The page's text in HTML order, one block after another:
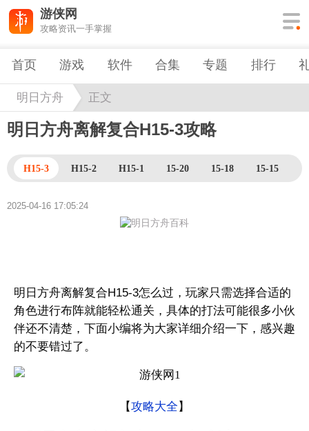
游侠网
攻略资讯一手掌握
首页 游戏 软件 合集 专题 排行
明日方舟 正文
明日方舟离解复合H15-3攻略
H15-3 H15-2 H15-1 15-20 15-18 15-15
2025-04-16 17:05:24
明日方舟离解复合H15-3怎么过，玩家只需选择合适的
角色进行布阵就能轻松通关，具体的打法可能很多小伙
伴还不清楚，下面小编将为大家详细介绍一下，感兴趣
的不要错过了。
【攻略大全 】